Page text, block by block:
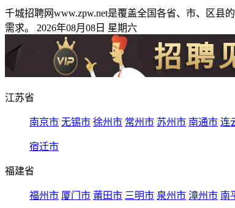
千城招聘网www.zpw.net是覆盖全国各省、市、区县
需求。 2026年08月08日 星期六
江苏省
南京市 无锡市 徐州市 常州市 苏州市 南通市 连
宿迁市
福建省
福州市 厦门市 莆田市 三明市 泉州市 漳州市 南